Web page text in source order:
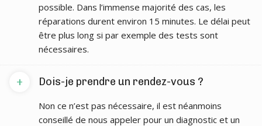
possible. Dans l’immense majorité des cas, les
réparations durent environ 15 minutes. Le délai peut
être plus long si par exemple des tests sont
nécessaires.
Dois-je prendre un rendez-vous ?
+
Non ce n’est pas nécessaire, il est néanmoins
conseillé de nous appeler pour un diagnostic et un